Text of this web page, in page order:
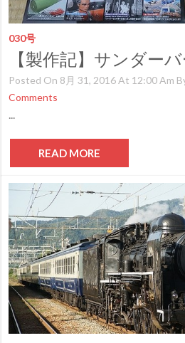
030号
Posted On 8月 31, 2016 At 12:00 Am
Comments
READ MORE